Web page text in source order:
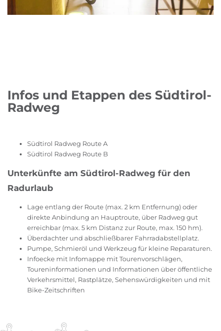
Infos und Etappen des Südtirol-
Radweg
Südtirol Radweg Route A
Südtirol Radweg Route B
Unterkünfte am Südtirol-Radweg für den
Radurlaub
Lage entlang der Route (max. 2 km Entfernung) oder
direkte Anbindung an Hauptroute, über Radweg gut
erreichbar (max. 5 km Distanz zur Route, max. 150 hm).
Überdachter und abschließbarer Fahrradabstellplatz.
Pumpe, Schmieröl und Werkzeug für kleine Reparaturen.
Infoecke mit Infomappe mit Tourenvorschlägen,
Toureninformationen und Informationen über öffentliche
Verkehrsmittel, Rastplätze, Sehenswürdigkeiten und mit
Bike-Zeitschriften